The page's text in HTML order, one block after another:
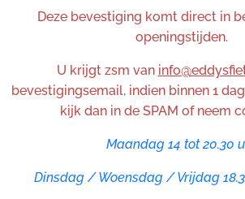
Deze bevestiging komt direct in
openingstijden.
U krijgt zsm van
bevestigingsemail, indien binnen 1
kijk dan in de SPAM of neem
Maandag 14 tot 20.30
Dinsdag / Woensdag / Vrijdag